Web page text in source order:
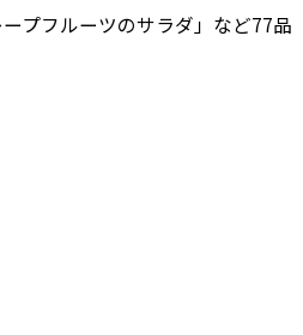
プフルーツのサラダ」 など77品